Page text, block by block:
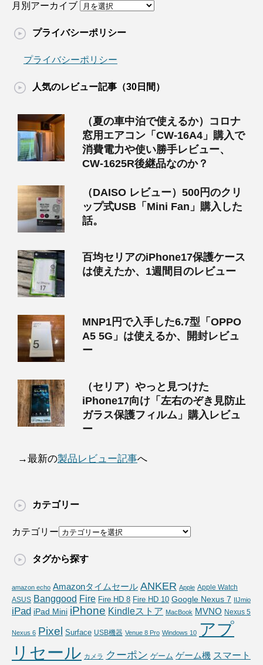
月別アーカイブ
プライバシーポリシー
プライバシーポリシー
人気のレビュー記事（30日間）
（夏の車中泊で使えるか）コロナ
窓用エアコン「CW-16A4」購入で
消費電力や使い勝手レビュー、
CW-1625R後継品なのか？
（DAISO レビュー）500円のクリ
ップ式USB「Mini Fan」購入した
話。
百均セリアのiPhone17保護ケース
は使えたか、1週間目のレビュー
MNP1円で入手した6.7型「OPPO
A5 5G」は使えるか、開封レビュ
ー
（セリア）やっと見つけた
iPhone17向け「左右のぞき見防止
ガラス保護フィルム」購入レビュ
ー
→最新の製品レビュー記事へ
カテゴリー
カテゴリー
タグから探す
amazon echo Amazonタイムセール ANKER Apple Apple Watch
ASUS Banggood Fire Fire HD 8 Fire HD 10 Google Nexus 7 IIJmio
iPad iPad Mini iPhone Kindleストア MacBook MVNO Nexus 5
Nexus 6 Pixel Surface USB機器 Venue 8 Pro Windows 10 アプ
リセール カメラ クーポン ゲーム ゲーム機 スマート